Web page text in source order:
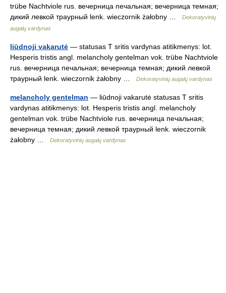
trübe Nachtviole rus. вечерница печальная; вечерница темная;
дикий левкой траурный lenk. wieczornik żałobny …
Dekoratyvinių
augalų vardynas
liūdnoji vakarutė — statusas T sritis vardynas atitikmenys: lot.
Hesperis tristis angl. melancholy gentelman vok. trübe Nachtviole
rus. вечерница печальная; вечерница темная; дикий левкой
траурный lenk. wieczornik żałobny …
Dekoratyvinių augalų vardynas
melancholy gentelman — liūdnoji vakarutė statusas T sritis
vardynas atitikmenys: lot. Hesperis tristis angl. melancholy
gentelman vok. trübe Nachtviole rus. вечерница печальная;
вечерница темная; дикий левкой траурный lenk. wieczornik
żałobny …
Dekoratyvinių augalų vardynas